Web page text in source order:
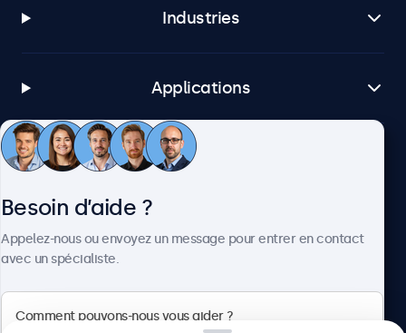
Industries
Applications
Service client
Besoin d’aide ?
Appelez-nous ou envoyez un message pour entrer en contact
avec un spécialiste.